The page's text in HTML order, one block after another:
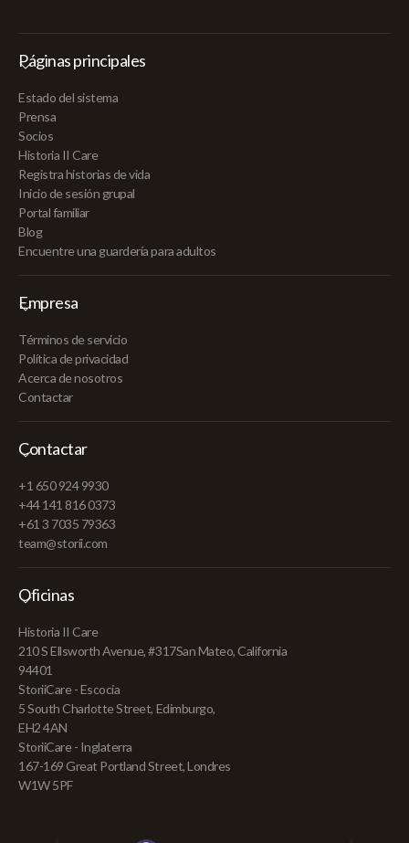
Páginas principales
Estado del sistema
Prensa
Socios
Historia II Care
Registra historias de vida
Inicio de sesión grupal
Portal familiar
Blog
Encuentre una guardería para adultos
Empresa
Términos de servicio
Política de privacidad
Acerca de nosotros
Contactar
Contactar
+1 650 924 9930
+44 141 816 0373
+61 3 7035 79363
team@storii.com
Oficinas
Historia II Care
210 S Ellsworth Avenue, #317San Mateo, California
94401
StoriiCare - Escocia
5 South Charlotte Street, Edimburgo,
EH2 4AN
StoriiCare - Inglaterra
167-169 Great Portland Street, Londres
W1W 5PF